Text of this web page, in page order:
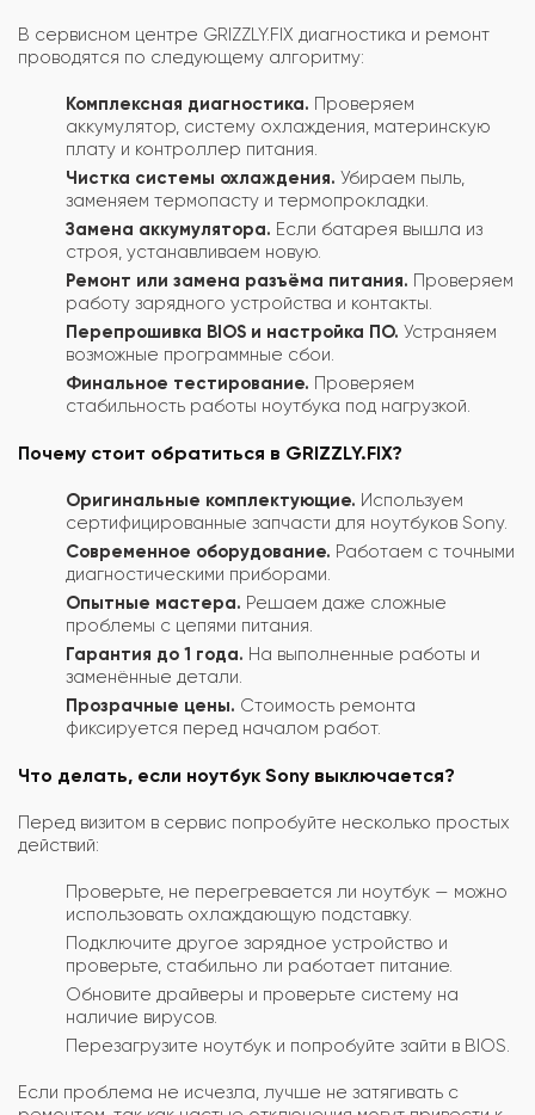
В сервисном центре GRIZZLY.FIX диагностика и ремонт
проводятся по следующему алгоритму:
Комплексная диагностика. Проверяем
аккумулятор, систему охлаждения, материнскую
плату и контроллер питания.
Чистка системы охлаждения. Убираем пыль,
заменяем термопасту и термопрокладки.
Замена аккумулятора. Если батарея вышла из
строя, устанавливаем новую.
Ремонт или замена разъёма питания. Проверяем
работу зарядного устройства и контакты.
Перепрошивка BIOS и настройка ПО. Устраняем
возможные программные сбои.
Финальное тестирование. Проверяем
стабильность работы ноутбука под нагрузкой.
Почему стоит обратиться в GRIZZLY.FIX?
Оригинальные комплектующие. Используем
сертифицированные запчасти для ноутбуков Sony.
Современное оборудование. Работаем с точными
диагностическими приборами.
Опытные мастера. Решаем даже сложные
проблемы с цепями питания.
Гарантия до 1 года. На выполненные работы и
заменённые детали.
Прозрачные цены. Стоимость ремонта
фиксируется перед началом работ.
Что делать, если ноутбук Sony выключается?
Перед визитом в сервис попробуйте несколько простых
действий:
Проверьте, не перегревается ли ноутбук — можно
использовать охлаждающую подставку.
Подключите другое зарядное устройство и
проверьте, стабильно ли работает питание.
Обновите драйверы и проверьте систему на
наличие вирусов.
Перезагрузите ноутбук и попробуйте зайти в BIOS.
Если проблема не исчезла, лучше не затягивать с